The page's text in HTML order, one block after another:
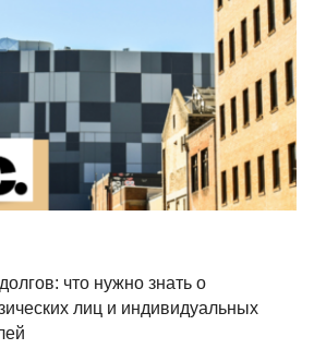
что нужно знать о
лиц и индивидуальных